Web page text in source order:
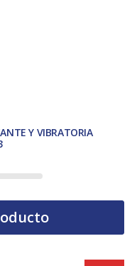
Y VIBRATORIA